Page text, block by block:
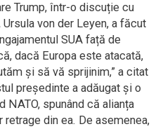
Trump, într-o discuție cu
von der Leyen, a făcut
SUA față de
dacă Europa este atacată,
și să vă sprijinim,” a citat
președinte a adăugat și o
spunând că alianța
din ea. De asemenea,